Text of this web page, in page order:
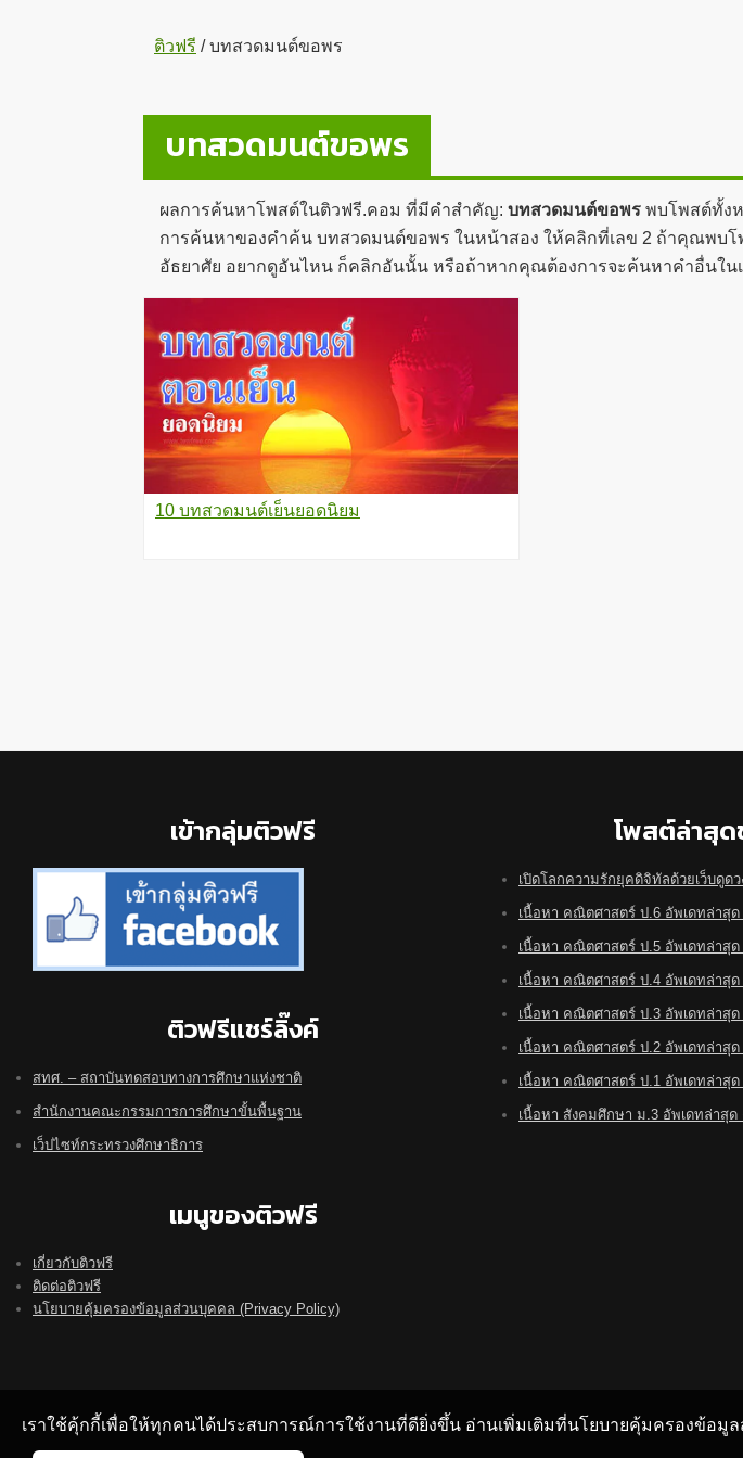
ติวฟรี /บทสวดมนต์ขอพร
บทสวดมนต์ขอพร
ผลการค้นหาโพสต์ในติวฟรี.คอม ที่มีคำสำคัญ: บทสวดมนต์ขอพร พบโพสต์ทั้ง
การค้นหาของคำค้น บทสวดมนต์ขอพร ในหน้าสอง ให้คลิกที่เลข 2 ถ้าคุณพบ
อัธยาศัย อยากดูอันไหน ก็คลิกอันนั้น หรือถ้าหากคุณต้องการจะค้นหาคำอื่นใ
10 บทสวดมนต์เย็นยอดนิยม
เข้ากลุ่มติวฟรี
ติวฟรีแชร์ลิ๊งค์
สทศ. – สถาบันทดสอบทางการศึกษาแห่งชาติ
สำนักงานคณะกรรมการการศึกษาขั้นพื้นฐาน
เว็ปไซท์กระทรวงศึกษาธิการ
เมนูของติวฟรี
เกี่ยวกับติวฟรี
ติดต่อติวฟรี
นโยบายคุ้มครองข้อมูลส่วนบุคคล (Privacy Policy)
โพสต์ล่าสุ
เปิดโลกความรักยุคดิจิทัลด้วยเว็บดูด
เนื้อหา คณิตศาสตร์ ป.6 อัพเดทล่าสุ
เนื้อหา คณิตศาสตร์ ป.5 อัพเดทล่าสุ
เนื้อหา คณิตศาสตร์ ป.4 อัพเดทล่าสุ
เนื้อหา คณิตศาสตร์ ป.3 อัพเดทล่าสุ
เนื้อหา คณิตศาสตร์ ป.2 อัพเดทล่าสุ
เนื้อหา คณิตศาสตร์ ป.1 อัพเดทล่าสุ
เนื้อหา สังคมศึกษา ม.3 อัพเดทล่าสุด
เราใช้คุ้กกี้เพื่อให้ทุกคนได้ประสบการณ์การใช้งานที่ดียิ่งขึ้น อ่านเพิ่มเติมที่นโยบายคุ้มครองข้อมู